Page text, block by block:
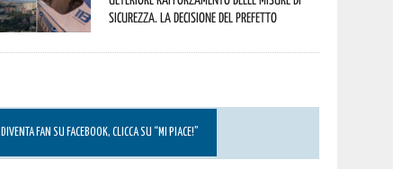
sicurezza. La decisione del Prefetto
DIVENTA FAN SU FACEBOOK, CLICCA SU “MI PIACE!”